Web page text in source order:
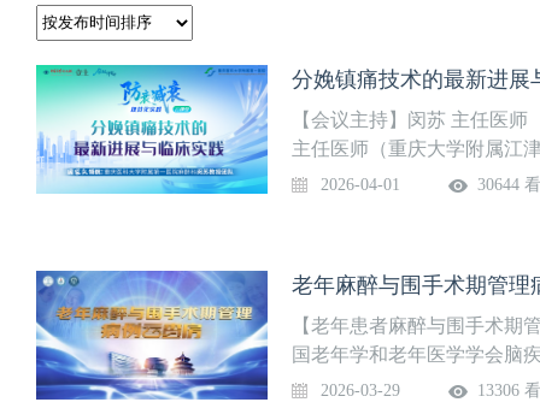
分娩镇痛技术的最新进展
【会议主持】闵苏 主任医
主任医师（重庆大学附属江
庆医科大学附属第一医院麻
一模式融合了循证医学、生
高龄、合并症多、生理储备
2026-04-01 30644
老年麻醉与围手术期管理
【老年患者麻醉与围手术期
国老年学和老年医学学会脑
院）和国家老年麻醉联盟（
2026-03-29 13306